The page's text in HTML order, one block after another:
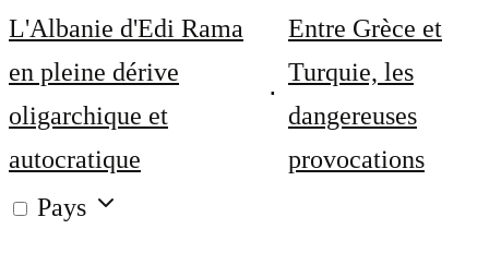
L'Albanie d'Edi Rama
en pleine dérive
oligarchique et
autocratique
Entre Grèce et
Turquie, les
dangereuses
provocations
Pays